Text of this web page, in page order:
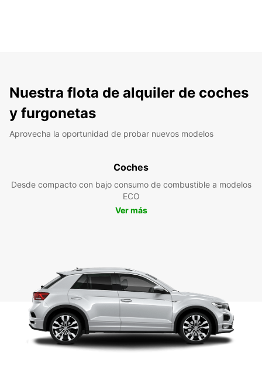
Nuestra flota de alquiler de coches
y furgonetas
Aprovecha la oportunidad de probar nuevos modelos
Coches
Desde compacto con bajo consumo de combustible a modelos
ECO
Ver más